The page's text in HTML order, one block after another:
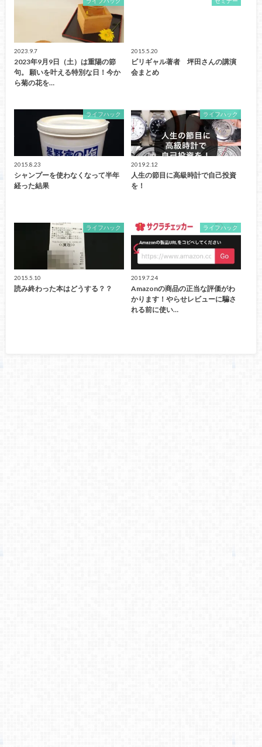
2023.9.7
2023年9月9日（土）は重陽の節
句。 願いを叶える特別な日！今か
ら菊の花を…
2015.5.20
ビリギャル著者 坪田さんの講演
会まとめ
ライフハック
2015.8.23
シャンプーを使わなくなって半年
経った結果
ライフハック
2019.2.12
人生の節目に高級時計で自己投資
を！
ライフハック
2015.5.10
読み終わった本はどうする？？
ライフハック
2019.7.24
Amazonの商品の正当な評価がわ
かります！やらせレビューに騙さ
れる前に使い…